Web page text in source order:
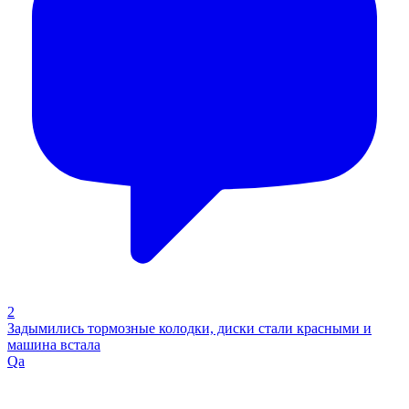
2
Задымились тормозные колодки, диски стали красными и
машина встала
Qa